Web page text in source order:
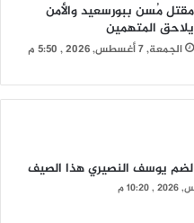
مقتل مُسن ببورسعيد والأمن
يلاحق المتهمين
الجمعة, 7 أغسطس, 2026 , 5:50 م
لضم يوسف النصيري هذا الصيف